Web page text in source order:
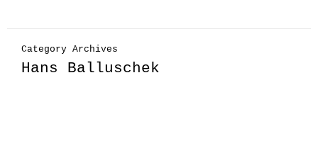
Category Archives
Hans Balluschek